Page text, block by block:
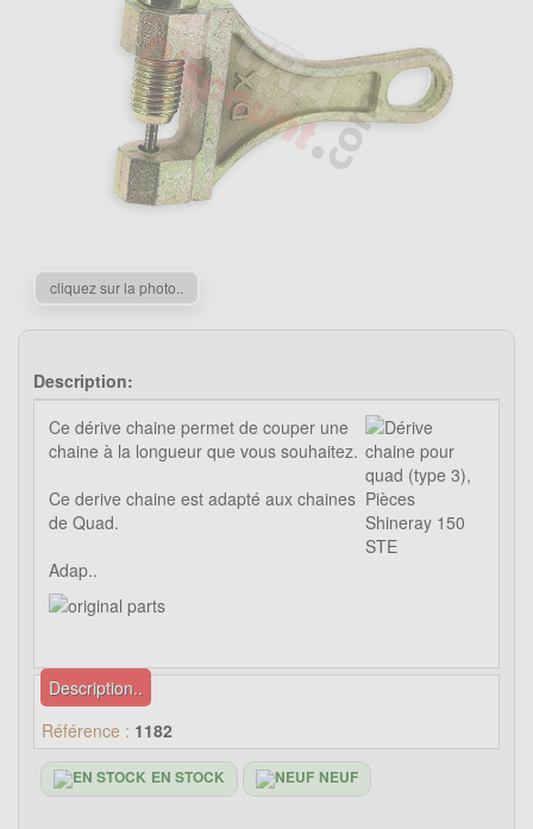
cliquez sur la photo..
Description:
Ce dérive chaine permet de couper une
chaine à la longueur que vous souhaitez.
Ce derive chaine est adapté aux chaines
de Quad.
Adap..
Description..
Référence : 1182
EN STOCK NEUF